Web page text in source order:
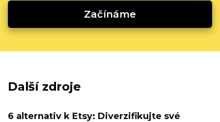
Začínáme
Další zdroje
6 alternativ k Etsy: Diverzifikujte své